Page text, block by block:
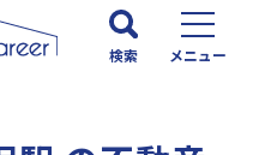
検索 メニュー